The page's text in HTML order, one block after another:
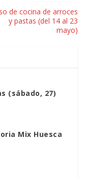
de cocina de arroces
y pastas (del 14 al 23
mayo)
(sábado, 27)
Mix Huesca